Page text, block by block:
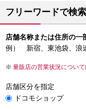
フリーワードで検索
店舗名称または住所の一
例） 新宿、東池袋、浪
量販店の営業状況につい
店舗区分を指定
ドコモショップ